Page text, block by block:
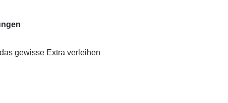
gewisse Extra verleihen